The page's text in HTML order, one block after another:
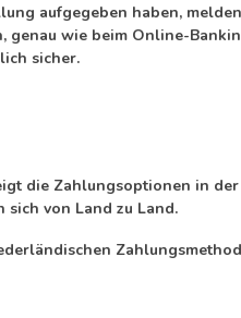
aufgegeben haben,
genau wie beim Online-
sicher.
die Zahlungsoptionen in der
sich von Land zu Land.